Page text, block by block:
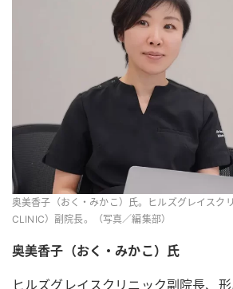
奥美香子（おく・みかこ）氏。ヒルズグレイスク
CLINIC）副院長。（写真／編集部）
奥美香子（おく・みかこ）氏
ヒルズグレイスクリニック副院長、